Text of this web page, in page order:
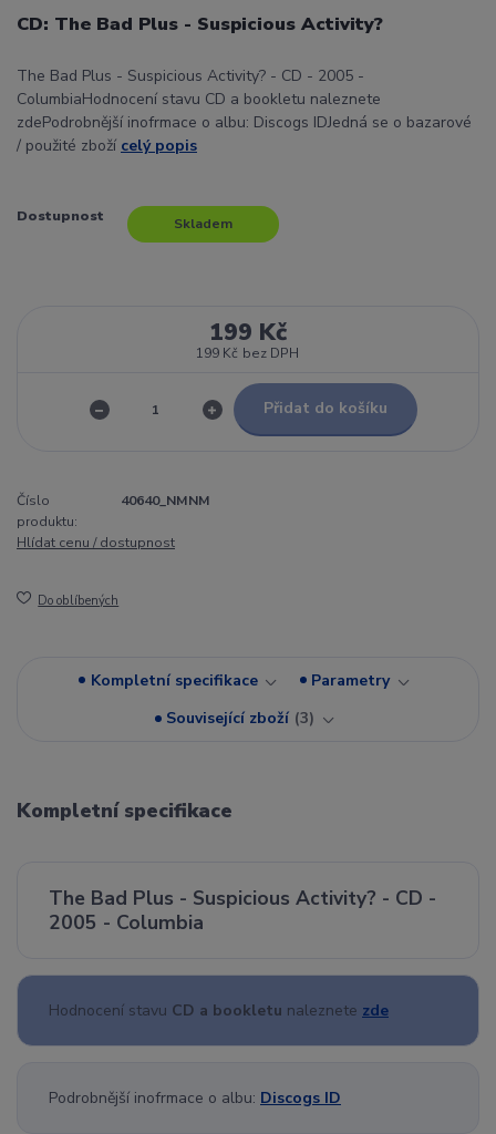
CD: The Bad Plus - Suspicious Activity?
The Bad Plus - Suspicious Activity? - CD - 2005 -
ColumbiaHodnocení stavu CD a bookletu naleznete
zdePodrobnější inofrmace o albu: Discogs IDJedná se o bazarové
/ použité zboží celý popis
Dostupnost Skladem
199 Kč
199 Kč bez DPH
Přidat do košíku
Číslo
produktu:
40640_NMNM
Hlídat cenu / dostupnost
Do oblíbených
Kompletní specifikace
Parametry
Související zboží 3
Kompletní specifikace
The Bad Plus - Suspicious Activity? - CD -
2005 - Columbia
Hodnocení stavu CD a bookletu naleznete zde
Podrobnější inofrmace o albu: Discogs ID